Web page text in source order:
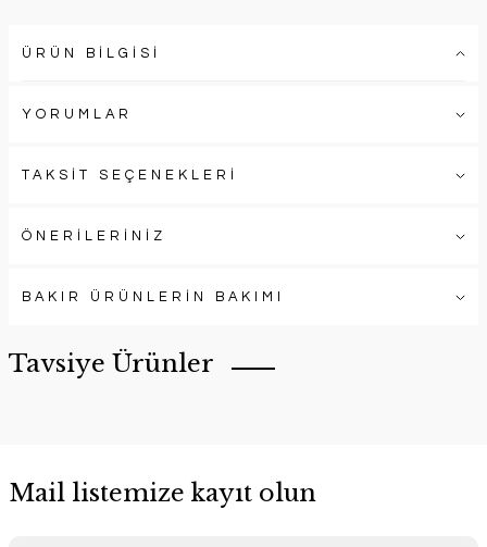
ÜRÜN BİLGİSİ
YORUMLAR
TAKSİT SEÇENEKLERİ
ÖNERİLERİNİZ
BAKIR ÜRÜNLERİN BAKIMI
Tavsiye Ürünler
Mail listemize kayıt olun